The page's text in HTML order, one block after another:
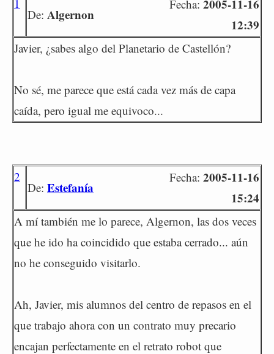
1
De: Algernon
Fecha: 2005-11-16
12:39
Javier, ¿sabes algo del Planetario de Castellón?
No sé, me parece que está cada vez más de capa
caída, pero igual me equivoco...
2
De: Estefanía
Fecha: 2005-11-16
15:24
A mí también me lo parece, Algernon, las dos veces
que he ido ha coincidido que estaba cerrado... aún
no he conseguido visitarlo.
Ah, Javier, mis alumnos del centro de repasos en el
que trabajo ahora con un contrato muy precario
encajan perfectamente en el retrato robot que